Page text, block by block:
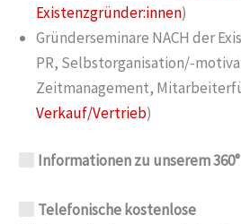
Existenzgründer:innen)
Gründerseminare NACH der
PR, Selbstorganisation/-
Zeitmanagement,
Verkauf/Vertrieb)
Informationen zu unserem
Telefonische kostenlose